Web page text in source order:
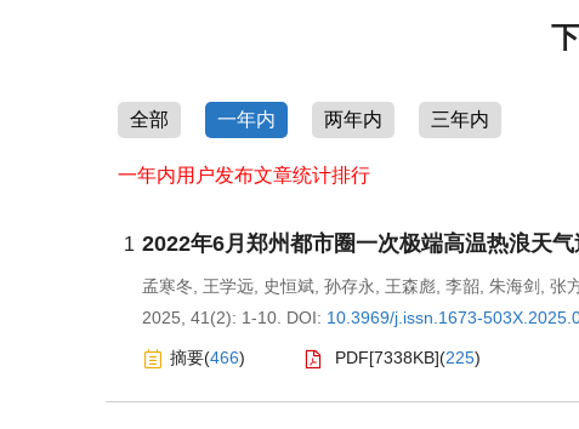
全部 一年内 两年内 三年内
一年内用户发布文章统计排行
1 2022年6月郑州都市圈一次极端高温热浪天
孟寒冬 王学远 史恒斌 孙存永 王森彪 李韶 朱海剑
张
2025, 41(2): 1-10. DOI: 10.3969/j.issn.1673-
摘要(466) PDF[7338KB](225)